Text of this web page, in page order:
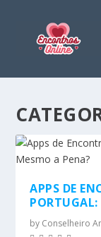
APPS DE
by Conselheiro